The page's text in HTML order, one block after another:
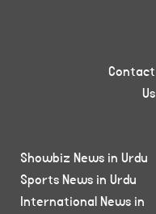
Contact
Us
Showbiz News in Urdu
Sports News in Urdu
International News in